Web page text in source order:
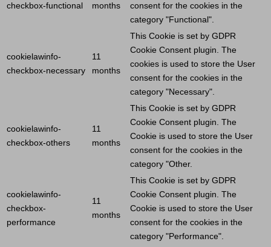
checkbox-functional
months
consent for the cookies in the
category "Functional".
cookielawinfo-
checkbox-necessary
11
months
This Cookie is set by GDPR
Cookie Consent plugin. The
cookies is used to store the User
consent for the cookies in the
category "Necessary".
cookielawinfo-
checkbox-others
11
months
This Cookie is set by GDPR
Cookie Consent plugin. The
Cookie is used to store the User
consent for the cookies in the
category "Other.
cookielawinfo-
checkbox-
performance
11
months
This Cookie is set by GDPR
Cookie Consent plugin. The
Cookie is used to store the User
consent for the cookies in the
category "Performance".